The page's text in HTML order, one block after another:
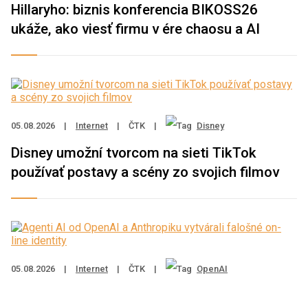
Hillaryho: biznis konferencia BIKOSS26
ukáže, ako viesť firmu v ére chaosu a AI
05.08.2026 | Internet | ČTK | Disney
Disney umožní tvorcom na sieti TikTok
používať postavy a scény zo svojich filmov
05.08.2026 | Internet | ČTK | OpenAI